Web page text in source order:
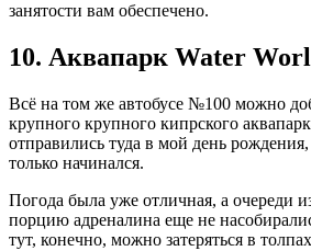
занятости вам обеспечено.
10. Аквапарк Water
Всё на том же автобусе №100 можно
крупного крупного кипрского
отправились туда в мой день рождения,
только начинался.
Погода была уже отличная, а очереди
порцию адреналина еще не
тут, конечно, можно затеряться в